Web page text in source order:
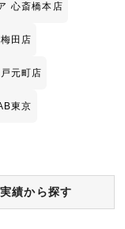
心斎橋本店
田店
元町店
東京
績から探す